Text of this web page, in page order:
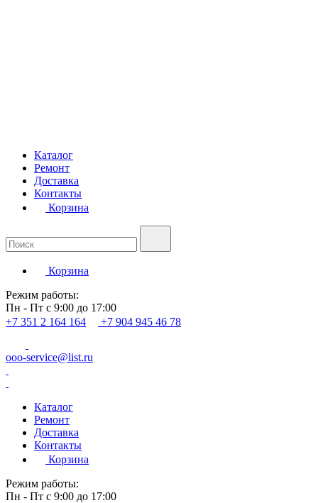
Каталог
Ремонт
Доставка
Контакты
Корзина
Корзина
Режим работы:
Пн - Пт с 9:00 до 17:00
+7 351 2 164 164
+7 904 945 46 78
ooo-service@list.ru
Каталог
Ремонт
Доставка
Контакты
Корзина
Режим работы:
Пн - Пт с 9:00 до 17:00